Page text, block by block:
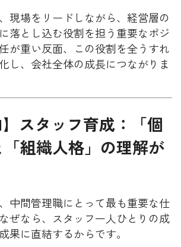
現場をリードしながら、経営層の
落とし込む役割を担う重要なポジ
が重い反面、この役割を全うすれ
し、会社全体の成長につながりま
】スタッフ育成：「個
組織人格」の理解が
中間管理職にとって最も重要な仕
ぜなら、スタッフ一人ひとりの成
果に直結するからです。